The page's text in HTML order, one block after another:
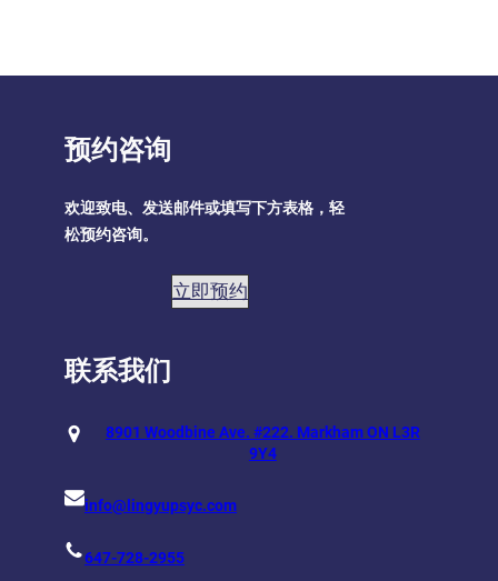
预约咨询
欢迎致电、发送邮件或填写下方表格，轻
松预约咨询。
立即预约
联系我们
8901 Woodbine Ave. #222. Markham ON L3R
9Y4
info@lingyupsyc.com
647-728-2955